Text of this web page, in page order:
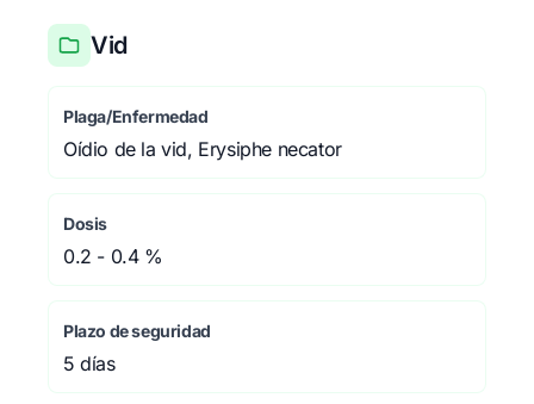
Vid
Plaga/Enfermedad
Oídio de la vid, Erysiphe necator
Dosis
0.2 - 0.4 %
Plazo de seguridad
5 días